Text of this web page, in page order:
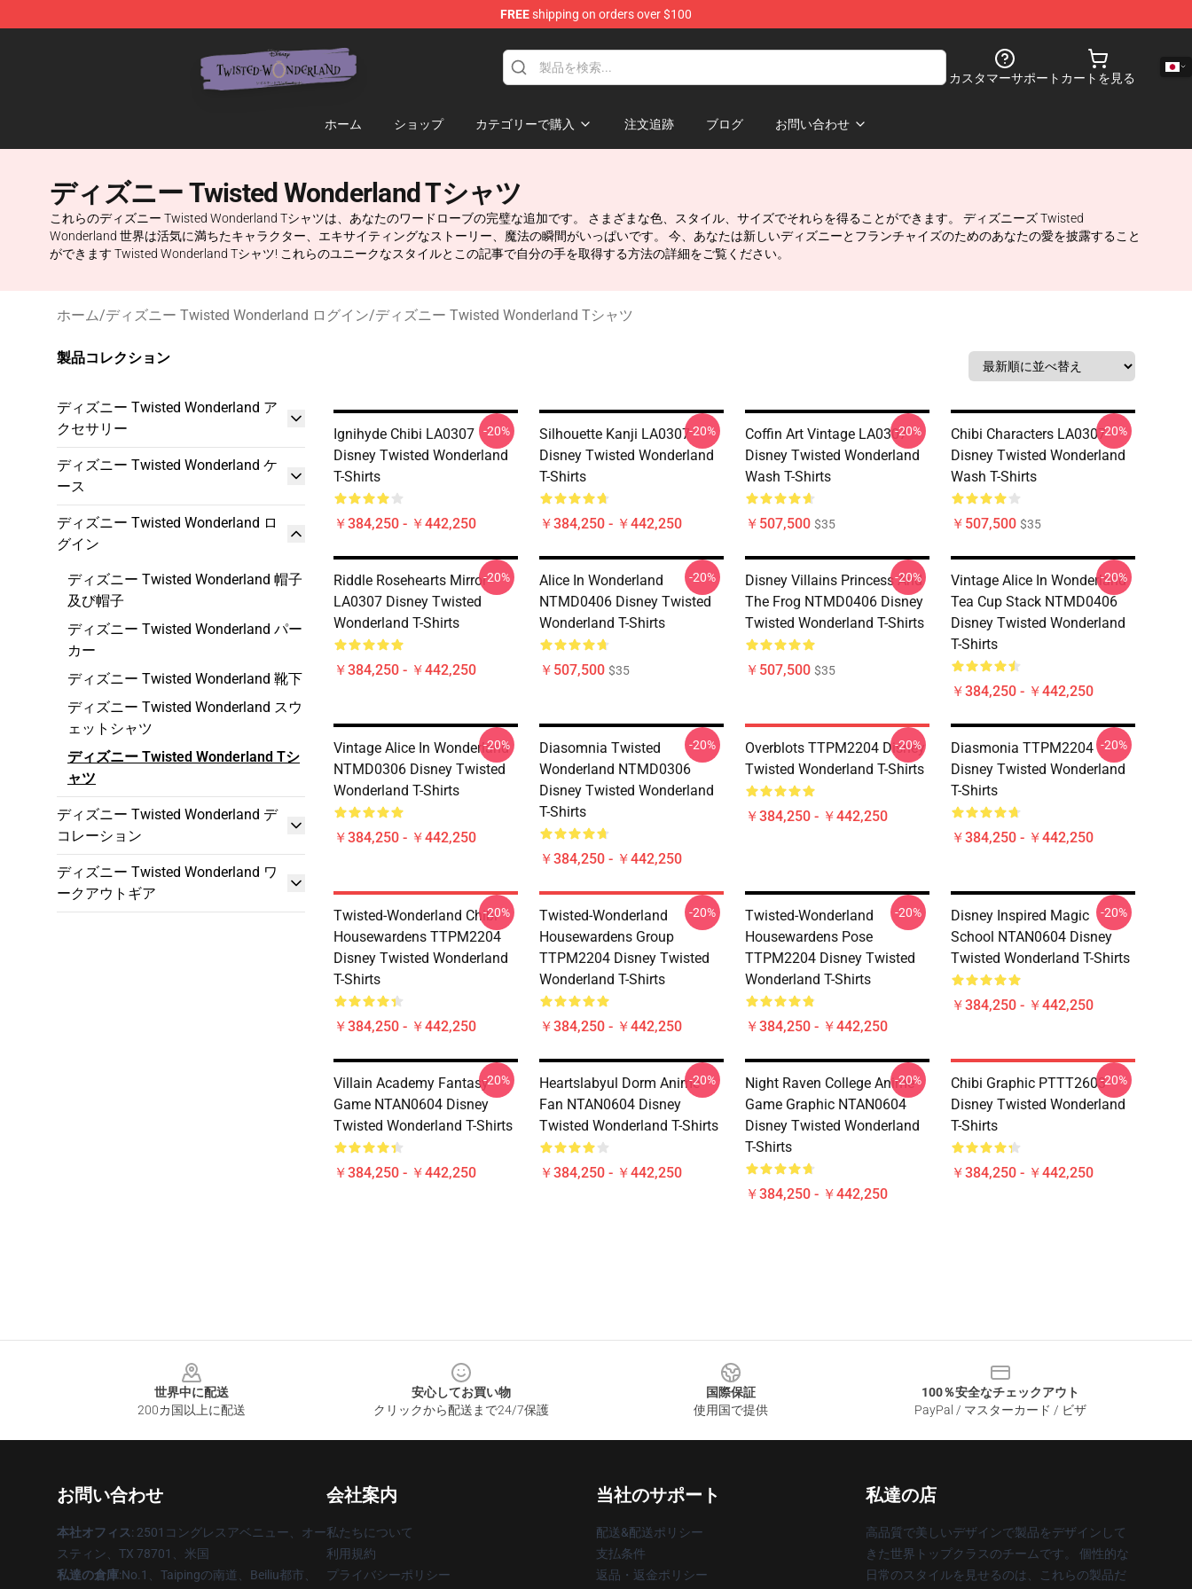
FREEshipping on orders over $100
カスタマーサポート カートを見る
ホーム ショップ カテゴリーで購入 注文追跡 ブログ お問い合わせ
ディズニー Twisted Wonderland Tシャツ
これらのディズニー Twisted Wonderland Tシャツは、あなたのワードローブの完璧な追加です。 さまざまな色、スタイル、サイズでそれらを得ることができます。 ディズニーズ Twisted
Wonderland 世界は活気に満ちたキャラクター、エキサイティングなストーリー、魔法の瞬間がいっぱいです。 今、あなたは新しいディズニーとフランチャイズのためのあなたの愛を披露すること
ができます Twisted Wonderland Tシャツ! これらのユニークなスタイルとこの記事で自分の手を取得する方法の詳細をご覧ください。
ホーム/ディズニー Twisted Wonderland ログイン/ディズニー Twisted Wonderland Tシャツ
製品コレクション
ディズニー Twisted Wonderland ア
クセサリー
ディズニー Twisted Wonderland ケ
ース
ディズニー Twisted Wonderland ロ
グイン
ディズニー Twisted Wonderland 帽子
及び帽子
ディズニー Twisted Wonderland パー
カー
ディズニー Twisted Wonderland 靴下
ディズニー Twisted Wonderland スウ
ェットシャツ
ディズニー Twisted Wonderland Tシ
ャツ
ディズニー Twisted Wonderland デ
コレーション
ディズニー Twisted Wonderland ワ
ークアウトギア
Ignihyde Chibi LA0307
Disney Twisted Wonderland
T-Shirts
￥384,250 - ￥442,250
-20%
Silhouette Kanji LA0307
Disney Twisted Wonderland
T-Shirts
￥384,250 - ￥442,250
-20%
Coffin Art Vintage LA0307
Disney Twisted Wonderland
Wash T-Shirts
￥507,500 $35
-20%
Chibi Characters LA0307
Disney Twisted Wonderland
Wash T-Shirts
￥507,500 $35
-20%
Riddle Rosehearts Mirror
LA0307 Disney Twisted
Wonderland T-Shirts
￥384,250 - ￥442,250
-20%
Alice In Wonderland
NTMD0406 Disney Twisted
Wonderland T-Shirts
￥507,500 $35
-20%
Disney Villains Princess And
The Frog NTMD0406 Disney
Twisted Wonderland T-Shirts
￥507,500 $35
-20%
Vintage Alice In Wonderland
Tea Cup Stack NTMD0406
Disney Twisted Wonderland
T-Shirts
￥384,250 - ￥442,250
-20%
Vintage Alice In Wonderland
NTMD0306 Disney Twisted
Wonderland T-Shirts
￥384,250 - ￥442,250
-20%
Diasomnia Twisted
Wonderland NTMD0306
Disney Twisted Wonderland
T-Shirts
￥384,250 - ￥442,250
-20%
Overblots TTPM2204 Disney
Twisted Wonderland T-Shirts
￥384,250 - ￥442,250
-20%
Diasmonia TTPM2204
Disney Twisted Wonderland
T-Shirts
￥384,250 - ￥442,250
-20%
Twisted-Wonderland Chibi
Housewardens TTPM2204
Disney Twisted Wonderland
T-Shirts
￥384,250 - ￥442,250
-20%
Twisted-Wonderland
Housewardens Group
TTPM2204 Disney Twisted
Wonderland T-Shirts
￥384,250 - ￥442,250
-20%
Twisted-Wonderland
Housewardens Pose
TTPM2204 Disney Twisted
Wonderland T-Shirts
￥384,250 - ￥442,250
-20%
Disney Inspired Magic
School NTAN0604 Disney
Twisted Wonderland T-Shirts
￥384,250 - ￥442,250
-20%
Villain Academy Fantasy
Game NTAN0604 Disney
Twisted Wonderland T-Shirts
￥384,250 - ￥442,250
-20%
Heartslabyul Dorm Anime
Fan NTAN0604 Disney
Twisted Wonderland T-Shirts
￥384,250 - ￥442,250
-20%
Night Raven College Anime
Game Graphic NTAN0604
Disney Twisted Wonderland
T-Shirts
￥384,250 - ￥442,250
-20%
Chibi Graphic PTTT2603
Disney Twisted Wonderland
T-Shirts
￥384,250 - ￥442,250
-20%
世界中に配送
200カ国以上に配送
安心してお買い物
クリックから配送まで24/7保護
国際保証
使用国で提供
100％安全なチェックアウト
PayPal / マスターカード / ビザ
お問い合わせ
本社オフィス: 2501コングレスアベニュー、オー
スティン、TX 78701、米国
私達の倉庫:No.1、Taipingの南道、Beiliu都市、
会社案内
私たちについて
利用規約
プライバシーポリシー
当社のサポート
配送&配送ポリシー
支払条件
返品・返金ポリシー
私達の店
高品質で美しいデザインで製品をデザインして
きた世界トップクラスのチームです。 個性的な
日常のスタイルを見せるのは、これらの製品だ